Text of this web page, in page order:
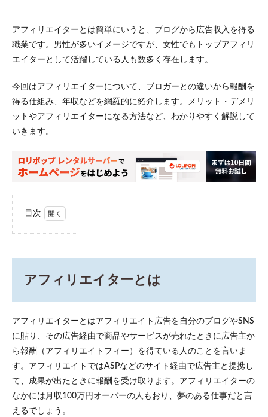
アフィリエイターとは簡単にいうと、ブログから広告収入を得る
職業です。男性が多いイメージですが、女性でもトップアフィリ
エイターとして活躍している人も数多く存在します。
今回はアフィリエイターについて、ブロガーとの違いから報酬を
得る仕組み、年収などを網羅的に紹介します。メリット・デメリ
ットやアフィリエイターになる方法など、わかりやすく解説して
いきます。
目次
ター
とは
1.1
ィリ
エイ
ター
ロガ
ーの
1.2
アフィリエイターとは
アフィリエイターとはアフィリエイト広告を自分のブログやSNS
に貼り、その広告経由で商品やサービスが売れたときに広告主か
ら報酬（アフィリエイトフィー）を得ている人のことを言いま
す。アフィリエイトではASPなどのサイト経由で広告主と提携し
て、成果が出たときに報酬を受け取ります。アフィリエイターの
なかには月収100万円オーバーの人もおり、夢のある仕事だと言
えるでしょう。